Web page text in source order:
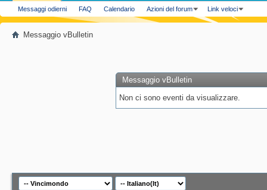
Messaggi odierni FAQ Calendario Azioni del forum Link veloci
Messaggio vBulletin
Messaggio vBulletin
Non ci sono eventi da visualizzare.